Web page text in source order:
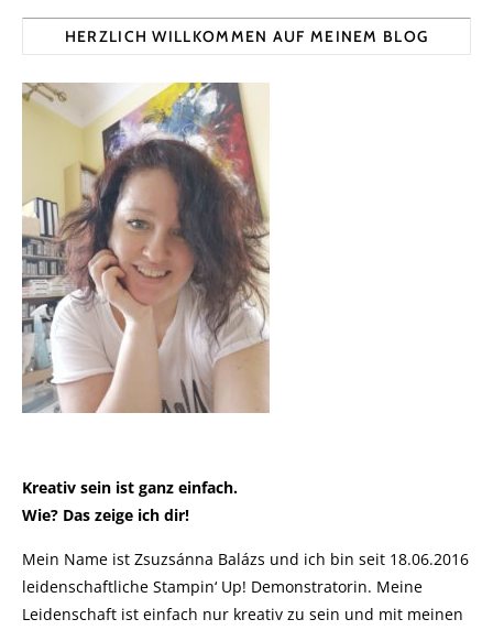
HERZLICH WILLKOMMEN AUF MEINEM BLOG
Kreativ sein ist ganz einfach.
Wie? Das zeige ich dir!
Mein Name ist Zsuzsánna Balázs und ich bin seit 18.06.2016
leidenschaftliche Stampin‘ Up! Demonstratorin. Meine
Leidenschaft ist einfach nur kreativ zu sein und mit meinen